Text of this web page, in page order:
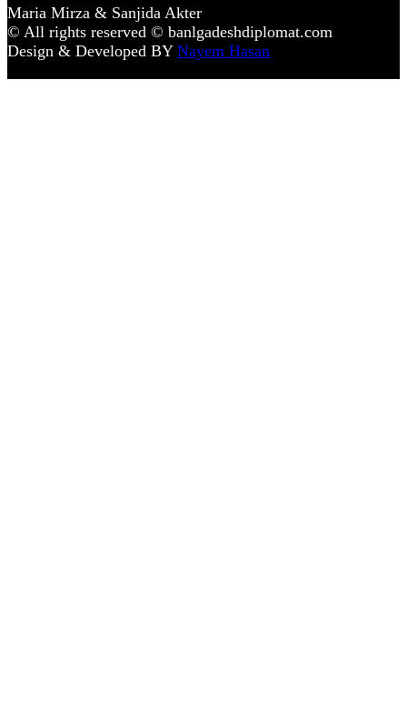
Maria Mirza & Sanjida Akter
© All rights reserved © banlgadeshdiplomat.com
Design & Developed BY Nayem Hasan